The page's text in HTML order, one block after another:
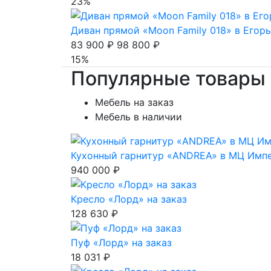
Диван прямой «Moon Family 018» в
83 900 ₽ 98 800 ₽
15%
Популярные товары
Мебель на заказ
Мебель в наличии
Кухонный гарнитур «ANDREA» в МЦ
940 000 ₽
Кресло «Лорд» на заказ
128 630 ₽
Пуф «Лорд» на заказ
18 031 ₽